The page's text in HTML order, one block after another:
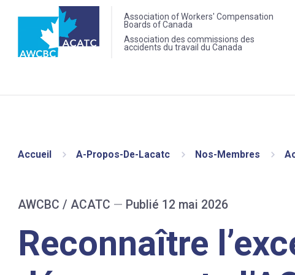
Association of Workers' Compensation
Boards of Canada
Association des commissions des
accidents du travail du Canada
Accueil A-Propos-De-Lacatc Nos-Membres
AWCBC / ACATC — Publié 12 mai 2026
Reconnaître